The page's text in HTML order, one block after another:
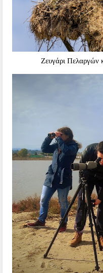
Ζευγάρι Πελαργών